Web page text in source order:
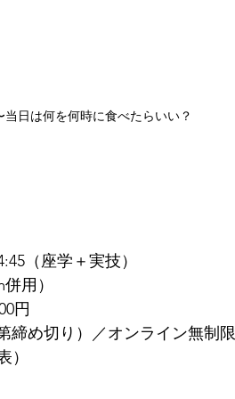
当日は何を何時に食べたらいい？
（座学＋実技）
用）
円
締め切り）／オンライン無制限
）